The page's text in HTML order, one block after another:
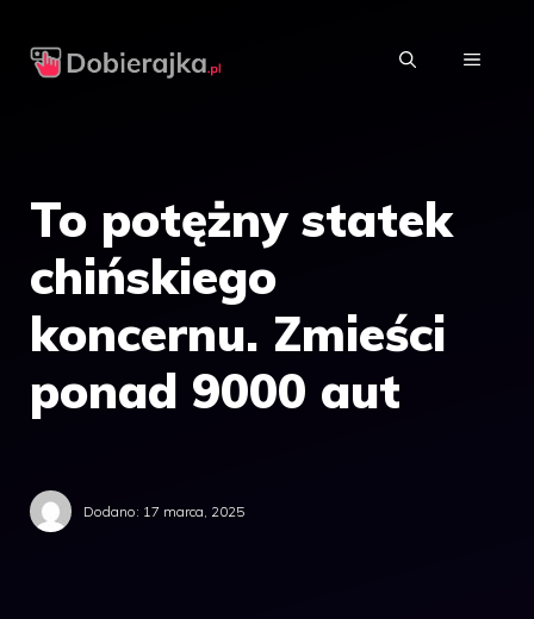
MENU
To potężny statek
chińskiego
koncernu. Zmieści
ponad 9000 aut
Dodano: 17 marca, 2025